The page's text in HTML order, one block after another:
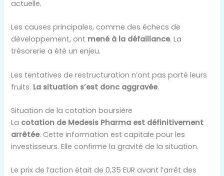
actuelle.
Les causes principales, comme des échecs de
développement, ont mené à la défaillance. La
trésorerie a été un enjeu.
Les tentatives de restructuration n’ont pas porté leurs
fruits. La situation s’est donc aggravée.
Situation de la cotation boursière
La cotation de Medesis Pharma est définitivement
arrêtée. Cette information est capitale pour les
investisseurs. Elle confirme la gravité de la situation.
Le prix de l’action était de 0,35 EUR avant l’arrêt des